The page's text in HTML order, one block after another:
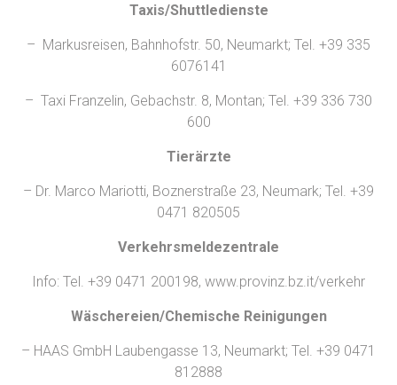
Taxis/Shuttledienste
– Markusreisen, Bahnhofstr. 50, Neumarkt; Tel. +39 335
6076141
– Taxi Franzelin, Gebachstr. 8, Montan; Tel. +39 336 730
600
Tierärzte
– Dr. Marco Mariotti, Boznerstraße 23, Neumark; Tel. +39
0471 820505
Verkehrsmeldezentrale
Info: Tel. +39 0471 200198, www.provinz.bz.it/verkehr
Wäschereien/Chemische Reinigungen
– HAAS GmbH Laubengasse 13, Neumarkt; Tel. +39 0471
812888